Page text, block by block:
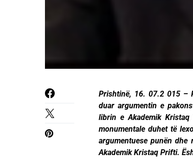
Prishtinë, 16. 07.2 015 –
duar argumentin e
librin e Akademik
monumentale duhet të
argumentuese punën
Akademik Kristaq Prifti.